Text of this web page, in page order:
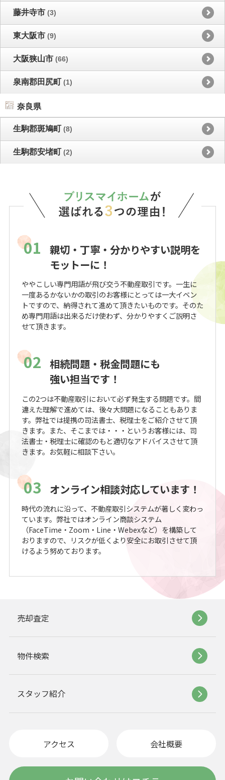
藤井寺市 (3)
東大阪市 (9)
大阪狭山市 (66)
泉南郡田尻町 (1)
奈良県
生駒郡斑鳩町 (8)
生駒郡安堵町 (2)
01
親切・丁寧・分かりやすい説明を
モットーに！
ややこしい専門用語が飛び交う不動産取引です。一生に
一度あるかないかの取引のお客様にとっては一大イベン
トですので、納得されて進めて頂きたいものです。そのた
め専門用語は出来るだけ使わず、分かりやすくご説明さ
せて頂きます。
02 相続問題・税金問題にも
強い担当です！
この2つは不動産取引において必ず発生する問題です。間
違えた理解で進めては、後々大問題になることもありま
す。弊社では提携の司法書士、税理士をご紹介させて頂
きます。また、そこまでは・・・というお客様には、司
法書士・税理士に確認のもと適切なアドバイスさせて頂
きます。お気軽に相談下さい。
03 オンライン相談対応しています！
時代の流れに沿って、不動産取引システムが著しく変わっ
ています。弊社ではオンライン商談システム
（FaceTime・Zoom・Line・Webexなど）を構築して
おりますので、リスクが低くより安全にお取引させて頂
けるよう努めております。
売却査定
物件検索
スタッフ紹介
アクセス 会社概要